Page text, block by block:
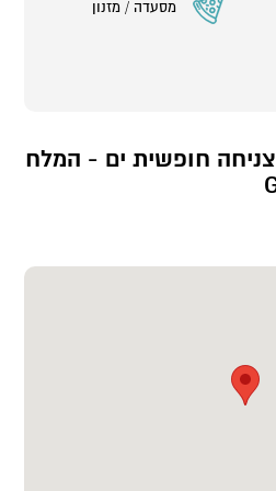
מסעדה / מזנון
צניחה חופשית ים - המלח